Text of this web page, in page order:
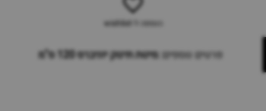
הוספה ל-wishlist
פרטים נוספים:מיטת תינוק יוניברס 120 ס"מ